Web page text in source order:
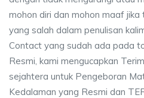
mohon diri dan mohon maaf
yang salah dalam penulisan
Contact yang sudah ada pada
Resmi, kami mengucapkan
sejahtera untuk Pengeboran
Kedalaman yang Resmi dan